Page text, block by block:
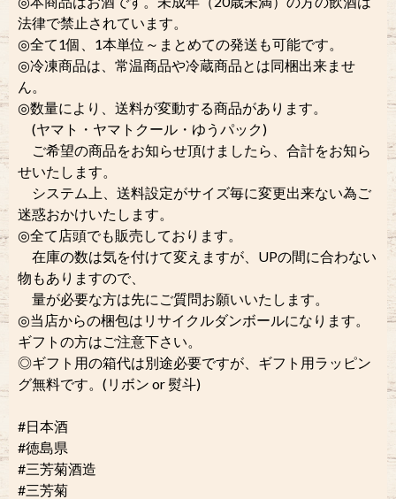
法律で禁止されています。
◎全て1個、1本単位～まとめての発送も可能です。
◎冷凍商品は、常温商品や冷蔵商品とは同梱出来ませ
ん。
◎数量により、送料が変動する商品があります。
(ヤマト・ヤマトクール・ゆうパック)
ご希望の商品をお知らせ頂けましたら、合計をお知ら
せいたします。
システム上、送料設定がサイズ毎に変更出来ない為ご
迷惑おかけいたします。
◎全て店頭でも販売しております。
在庫の数は気を付けて変えますが、UPの間に合わない
物もありますので、
量が必要な方は先にご質問お願いいたします。
◎当店からの梱包はリサイクルダンボールになります。
ギフトの方はご注意下さい。
◎ギフト用の箱代は別途必要ですが、ギフト用ラッピン
グ無料です。(リボン or 熨斗)
#日本酒
#徳島県
#三芳菊酒造
#三芳菊